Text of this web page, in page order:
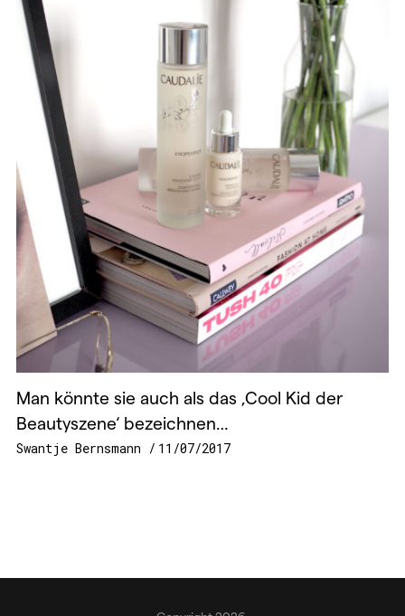
Man könnte sie auch als das ‚Cool Kid der
Beautyszene‘ bezeichnen…
Swantje Bernsmann 11/07/2017